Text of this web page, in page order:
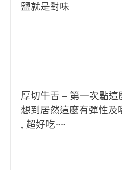
鹽就是對味
厚切牛舌 – 第一次點這
想到居然這麼有彈性及
, 超好吃~~